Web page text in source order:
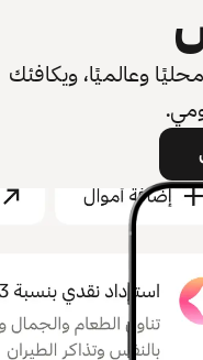
وعالميًا، ويكافئك